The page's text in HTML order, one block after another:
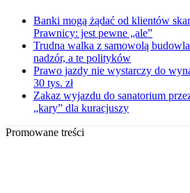
Banki mogą żądać od klientów
Prawnicy: jest pewne „ale”
Trudna walka z samowolą
nadzór, a te polityków
Prawo jazdy nie wystarczy do
30 tys. zł
Zakaz wyjazdu do sanatorium
„kary” dla kuracjuszy
Promowane treści